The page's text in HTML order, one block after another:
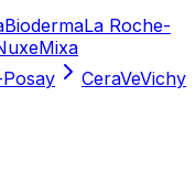
BiodermaLa Roche-
Mixa
CeraVeVichy